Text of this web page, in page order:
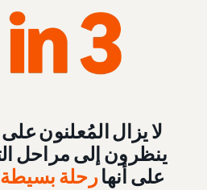
لا يزال المُعلنون
ينظرون إلى مراحل
على أنهارحلة بسيطة